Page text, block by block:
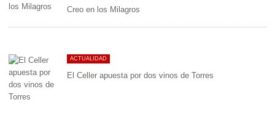
Creo en los Milagros
ACTUALIDAD
El Celler apuesta por dos vinos de Torres